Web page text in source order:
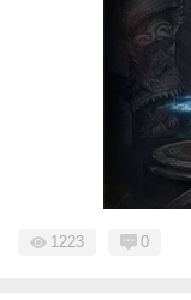
1223 0